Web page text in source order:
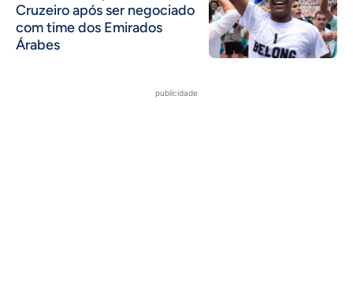
Cruzeiro após ser negociado
com time dos Emirados
Árabes
publicidade